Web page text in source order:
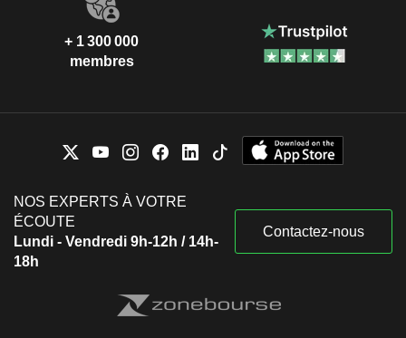
+ 1 300 000
membres
NOS EXPERTS À VOTRE
ÉCOUTE
Lundi - Vendredi 9h-12h / 14h-
18h
Contactez-nous